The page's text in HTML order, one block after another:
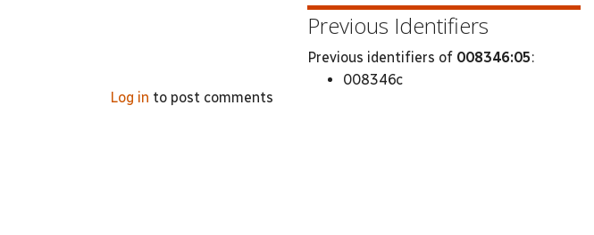
Log in to post comments
Previous Identifiers
Previous identifiers of 008346:05:
008346c